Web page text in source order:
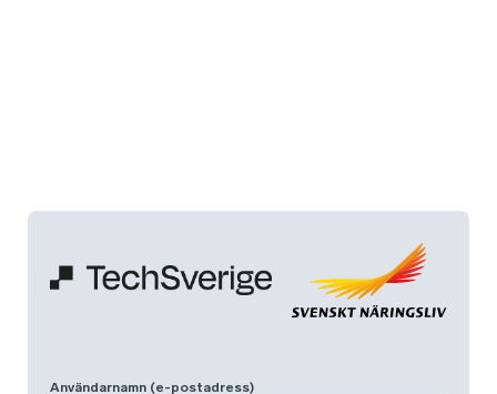
Användarnamn (e-postadress)